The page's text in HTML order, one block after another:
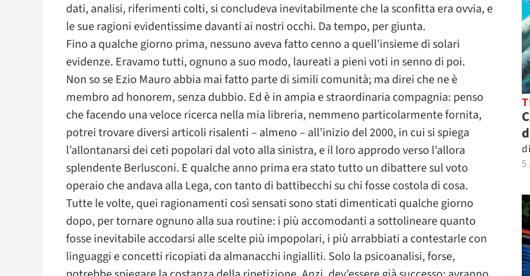
dati, analisi, riferimenti colti, si concludeva inevitabilmente che la sconfitta era ovvia, e
le sue ragioni evidentissime davanti ai nostri occhi. Da tempo, per giunta.
Fino a qualche giorno prima, nessuno aveva fatto cenno a quell’insieme di solari
evidenze. Eravamo tutti, ognuno a suo modo, laureati a pieni voti in senno di poi.
Non so se Ezio Mauro abbia mai fatto parte di simili comunità; ma direi che ne è
membro ad honorem, senza dubbio. Ed è in ampia e straordinaria compagnia: penso
che facendo una veloce ricerca nella mia libreria, nemmeno particolarmente fornita,
potrei trovare diversi articoli risalenti – almeno – all’inizio del 2000, in cui si spiega
l’allontanarsi dei ceti popolari dal voto alla sinistra, e il loro approdo verso l’allora
splendente Berlusconi. E qualche anno prima era stato tutto un dibattere sul voto
operaio che andava alla Lega, con tanto di battibecchi su chi fosse costola di cosa.
Tutte le volte, quei ragionamenti così sensati sono stati dimenticati qualche giorno
dopo, per tornare ognuno alla sua routine: i più accomodanti a sottolineare quanto
fosse inevitabile accodarsi alle scelte più impopolari, i più arrabbiati a contestarle con
linguaggi e concetti ricopiati da almanacchi ingialliti. Solo la psicoanalisi, forse,
di
5